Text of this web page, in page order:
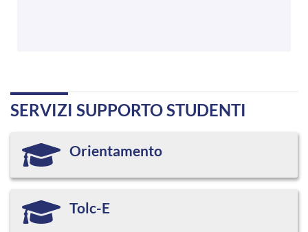
SERVIZI SUPPORTO STUDENTI
Orientamento
Tolc-E